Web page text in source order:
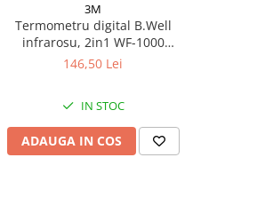
3M
Termometru digital B.Well
infrarosu, 2in1 WF-1000
Zephyr Labs
146,50 Lei
IN STOC
ADAUGA IN COS